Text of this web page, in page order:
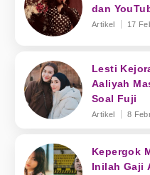
dan
Artikel 17
Lesti
Aaliyah
Soal Fuji
Artikel 8
Kepergok
Inilah Gaji